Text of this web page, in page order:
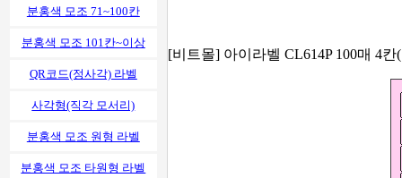
분홍색 모조 71~100칸
분홍색 모조 101칸~이상
QR코드(정사각) 라벨
사각형(직각 모서리)
분홍색 모조 원형 라벨
분홍색 모조 타원형 라벨
[비트몰] 아이라벨 CL614P 100매 4